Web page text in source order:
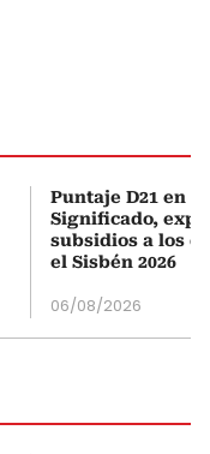
Puntaje D21 en
Significado,
subsidios a los
el Sisbén 2026
06/08/2026